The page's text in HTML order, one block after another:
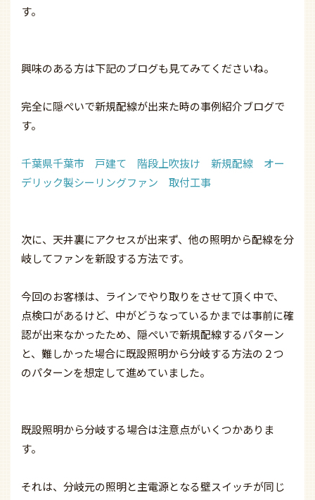
す。
興味のある方は下記のブログも見てみてくださいね。
完全に隠ぺいで新規配線が出来た時の事例紹介ブログで
す。
千葉県千葉市 戸建て 階段上吹抜け 新規配線 オー
デリック製シーリングファン 取付工事
次に、天井裏にアクセスが出来ず、他の照明から配線を分
岐してファンを新設する方法です。
今回のお客様は、ラインでやり取りをさせて頂く中で、
点検口があるけど、中がどうなっているかまでは事前に確
認が出来なかったため、隠ぺいで新規配線するパターン
と、難しかった場合に既設照明から分岐する方法の２つ
のパターンを想定して進めていました。
既設照明から分岐する場合は注意点がいくつかありま
す。
それは、分岐元の照明と主電源となる壁スイッチが同じ